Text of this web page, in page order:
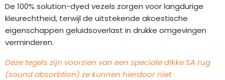
De 100% solution-dyed vezels zorgen voor langdurige
kleurechtheid, terwijl de uitstekende akoestische
eigenschappen geluidsoverlast in drukke omgevingen
verminderen.
Deze tegels zijn voorzien van een speciale dikke SA rug
(sound absorbtion) ze kunnen hierdoor niet